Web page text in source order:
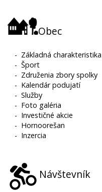
Obec
- Základná charakteristika
-Šport
- Združenia zbory spolky
- Kalendár podujatí
-Služby
- Foto galéria
- Investičné akcie
- Hornoorešan
- Inzercia
Návštevník